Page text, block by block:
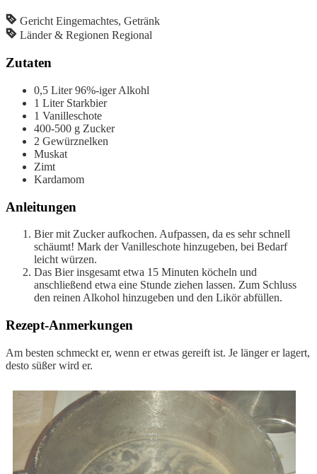
Gericht Eingemachtes, Getränk
Länder & Regionen Regional
Zutaten
0,5 Liter 96%-iger Alkohl
1 Liter Starkbier
1 Vanilleschote
400-500 g Zucker
2 Gewürznelken
Muskat
Zimt
Kardamom
Anleitungen
Bier mit Zucker aufkochen. Aufpassen, da es sehr schnell
schäumt! Mark der Vanilleschote hinzugeben, bei Bedarf
leicht würzen.
Das Bier insgesamt etwa 15 Minuten köcheln und
anschließend etwa eine Stunde ziehen lassen. Zum Schluss
den reinen Alkohol hinzugeben und den Likör abfüllen.
Rezept-Anmerkungen
Am besten schmeckt er, wenn er etwas gereift ist. Je länger er lagert,
desto süßer wird er.